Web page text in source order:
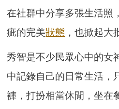
在社群中分享多張生活照
疵的完美狀態 ，也掀起大
秀智是不少民眾心中的女
中記錄自己的日常生活，
褲，打扮相當休閒，坐在